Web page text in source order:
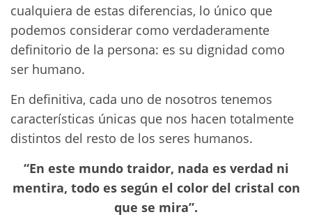
cualquiera de estas diferencias, lo único que
podemos considerar como verdaderamente
definitorio de la persona: es su dignidad como
ser humano.
En definitiva, cada uno de nosotros tenemos
características únicas que nos hacen totalmente
distintos del resto de los seres humanos.
“En este mundo traidor, nada es verdad ni
mentira, todo es según el color del cristal con
que se mira”.